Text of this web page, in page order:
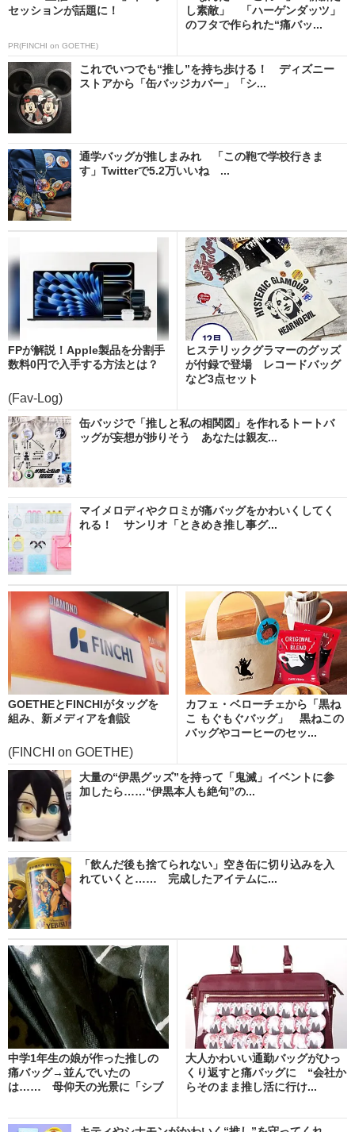
セッションが話題に！
PR(FINCHI on GOETHE)
し素敵」 「ハーゲンダッツ」
のフタで作られた“痛バッ...
これでいつでも“推し”を持ち歩ける！ ディズニー
ストアから「缶バッジカバー」「シ...
通学バッグが推しまみれ 「この鞄で学校行きま
す」Twitterで5.2万いいね ...
FPが解説！Apple製品を分割手
数料0円で入手する方法とは？
(Fav-Log)
ヒステリックグラマーのグッズ
が付録で登場 レコードバッグ
など3点セット
缶バッジで「推しと私の相関図」を作れるトートバ
ッグが妄想が捗りそう あなたは親友...
マイメロディやクロミが痛バッグをかわいくしてく
れる！ サンリオ「ときめき推し事グ...
GOETHEとFINCHIがタッグを
組み、新メディアを創設
(FINCHI on GOETHE)
カフェ・ベローチェから「黒ね
こ もぐもぐバッグ」 黒ねこの
バッグやコーヒーのセッ...
大量の“伊黒グッズ”を持って「鬼滅」イベントに参
加したら……“伊黒本人も絶句”の...
「飲んだ後も捨てられない」空き缶に切り込みを入
れていくと…… 完成したアイテムに...
中学1年生の娘が作った推しの
痛バッグ→並んでいたの
は…… 母仰天の光景に「シブ
大人かわいい通勤バッグがひっ
くり返すと痛バッグに “会社か
らそのまま推し活に行け...